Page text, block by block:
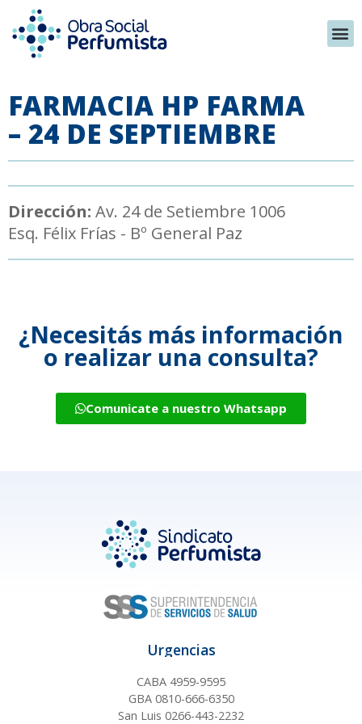
FARMACIA HP FARMA
– 24 DE SEPTIEMBRE
Dirección: Av. 24 de Setiembre 1006
Esq. Félix Frías - Bº General Paz
¿Necesitás más información
o realizar una consulta?
Comunicate a nuestro Whatsapp
Urgencias
CABA 4959-9595
GBA 0810-666-6350
San Luis 0266-443-2232